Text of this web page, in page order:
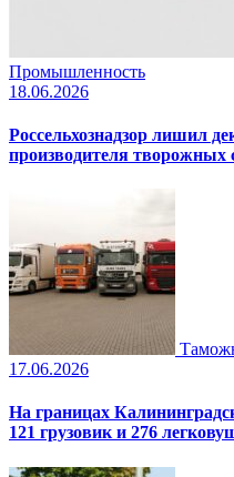
Промышленность
18.06.2026
Россельхознадзор лишил
производителя творожных
17.06.2026
На границах
121 грузовик и 276